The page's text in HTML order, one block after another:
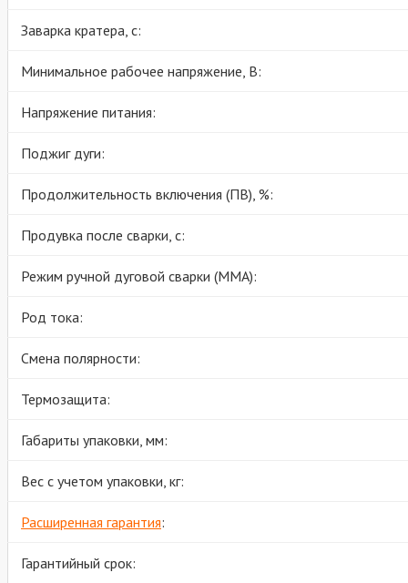
Заварка кратера, с:
Минимальное рабочее напряжение, В:
Напряжение питания:
Поджиг дуги:
Продолжительность включения (ПВ), %:
Продувка после сварки, с:
Режим ручной дуговой сварки (MMA):
Род тока:
Смена полярности:
Термозащита:
Габариты упаковки, мм:
Вес с учетом упаковки, кг:
Расширенная гарантия:
Гарантийный срок: